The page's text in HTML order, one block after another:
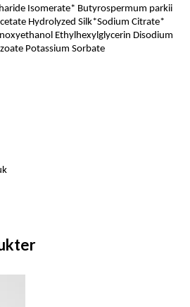
Isomerate* Butyrospermum parkii
Hydrolyzed Silk*Sodium Citrate*
Ethylhexylglycerin Disodium
Potassium Sorbate